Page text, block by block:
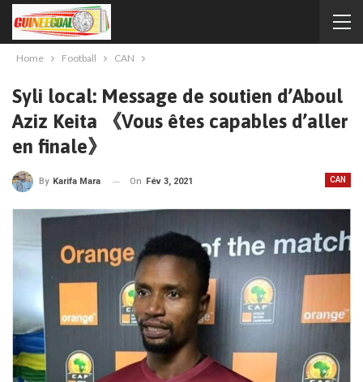
Home Football CAN
Syli local: Message de soutien d’Aboul
Aziz Keita 《Vous êtes capables d’aller
en finale》
CAN
By Karifa Mara On Fév 3, 2021